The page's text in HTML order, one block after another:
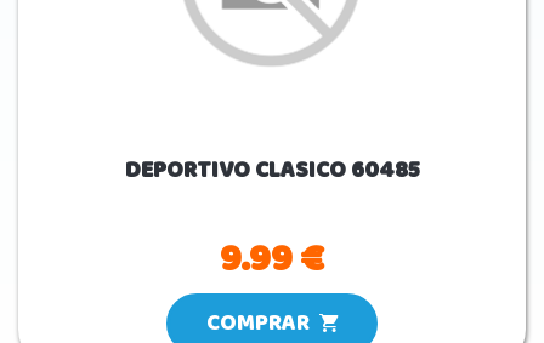
DEPORTIVO CLASICO 60485
9.99 €
COMPRAR